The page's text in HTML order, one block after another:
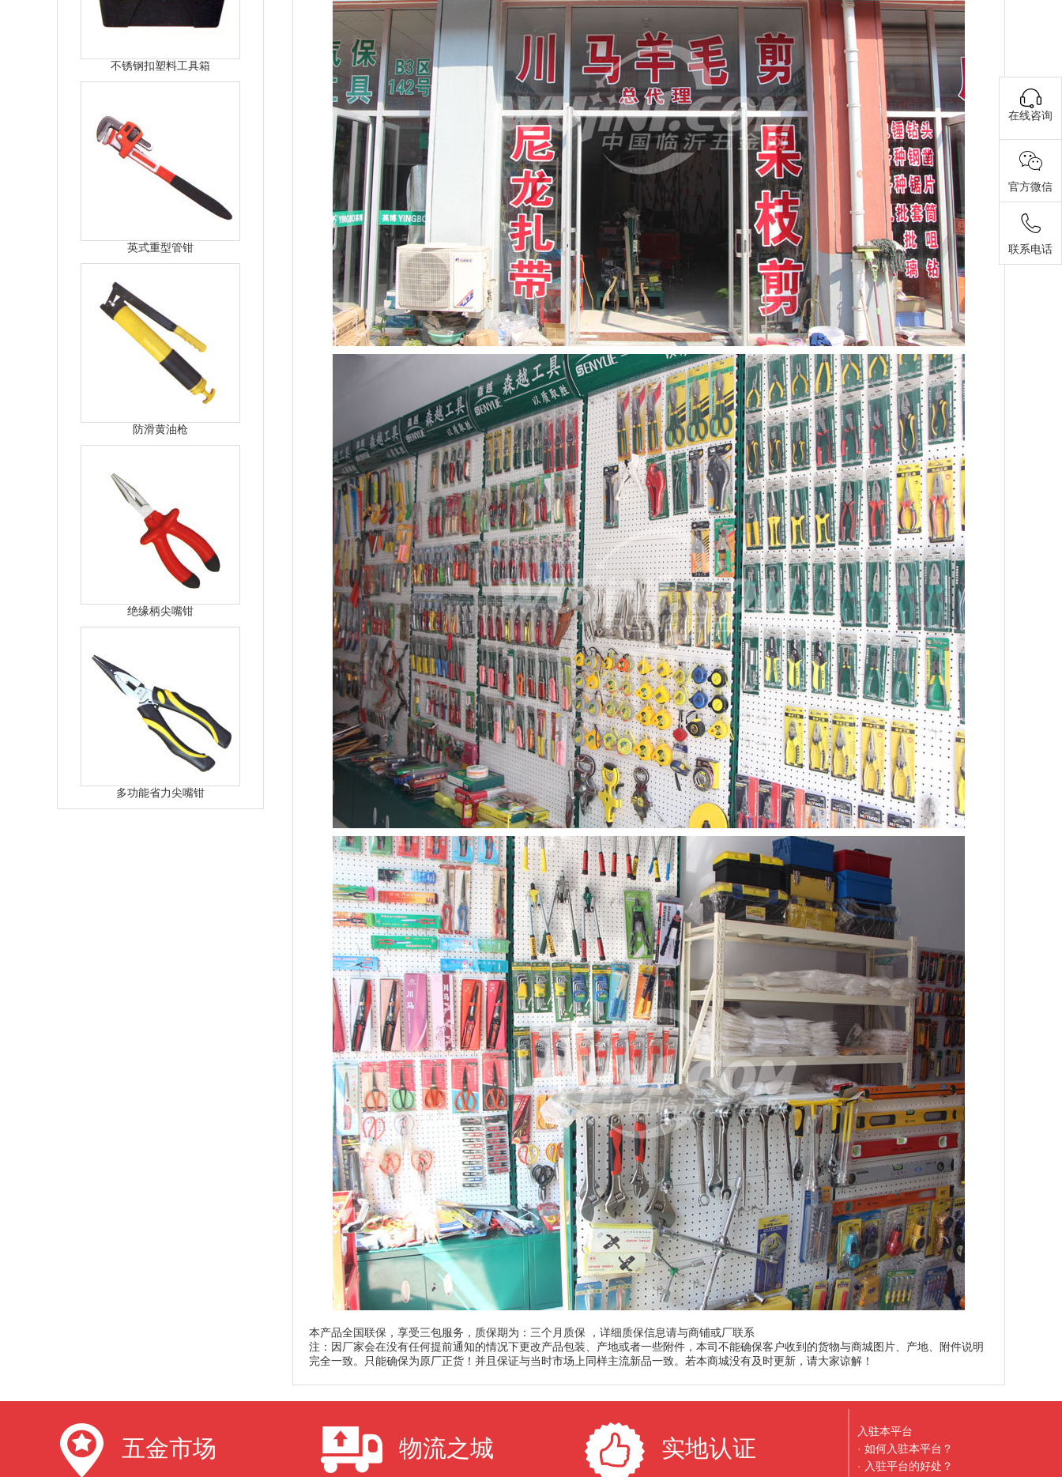
本产品全国联保，享受三包服务，质保期为：三个月质保 ，详细质保信息请与商铺或厂联系
注：因厂家会在没有任何提前通知的情况下更改产品包装、产地或者一些附件，本司不能确保客户收到的货物与商城图片、产地、附件说明
完全一致。只能确保为原厂正货！并且保证与当时市场上同样主流新品一致。若本商城没有及时更新，请大家谅解！
不锈钢扣塑料工具箱
英式重型管钳
防滑黄油枪
绝缘柄尖嘴钳
多功能省力尖嘴钳
五金市场 物流之城 实地认证
入驻本平台
· 如何入驻本平台？
· 入驻平台的好处？
在线咨询
官方微信
联系电话